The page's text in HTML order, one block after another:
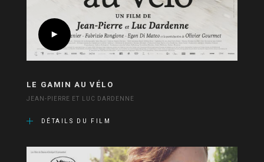
LE GAMIN AU VÉLO
JEAN-PIERRE ET LUC DARDENNE
DÉTAILS DU FILM